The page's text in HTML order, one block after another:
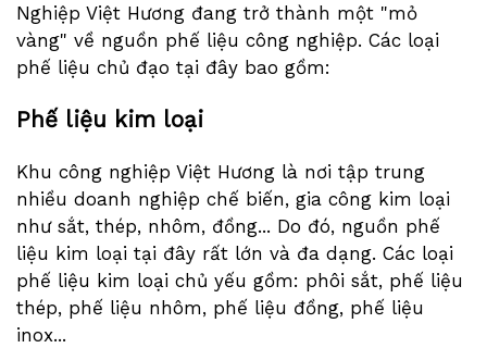
Nghiệp Việt Hương đang trở thành một "mỏ
vàng" về nguồn phế liệu công nghiệp. Các loại
phế liệu chủ đạo tại đây bao gồm:
Phế liệu kim loại
Khu công nghiệp Việt Hương là nơi tập trung
nhiều doanh nghiệp chế biến, gia công kim loại
như sắt, thép, nhôm, đồng... Do đó, nguồn phế
liệu kim loại tại đây rất lớn và đa dạng. Các loại
phế liệu kim loại chủ yếu gồm: phôi sắt, phế liệu
thép, phế liệu nhôm, phế liệu đồng, phế liệu
inox...